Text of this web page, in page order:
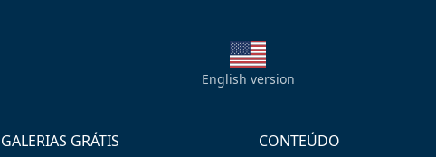
English version
GALERIAS GRÁTIS
CONTEÚDO